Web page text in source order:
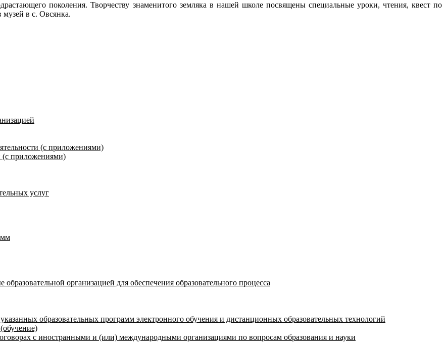
поколения. Творчеству знаменитого земляка в нашей школе посвящены специальные уроки, чтения, квест по
музей в с. Овсянка.
(с приложениями)
(с приложениями)
услуг
организацией для обеспечения образовательного процесса
образовательных программ электронного обучения и дистанционных образовательных технологий
с иностранными и (или) международными организациями по вопросам образования и науки